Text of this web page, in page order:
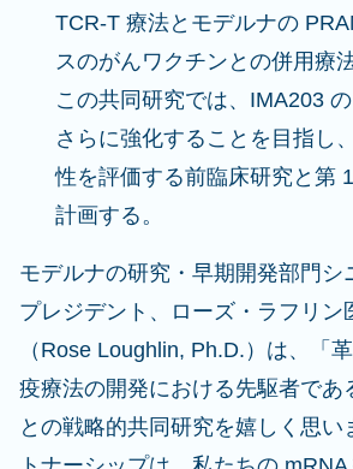
TCR-T 療法とモデルナの
スのがんワクチンとの併用療
この共同研究では、IMA203
さらに強化することを目指し
性を評価する前臨床研究と第
計画する。
モデルナの研究・早期開発部門シ
プレジデント、ローズ・ラフリン
（Rose Loughlin, Ph.D.）は、「
疫療法の開発における先駆者であ
との戦略的共同研究を嬉しく思い